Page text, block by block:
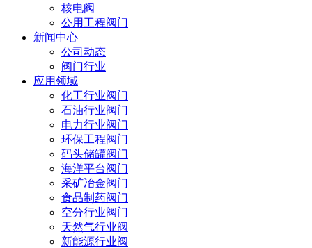
核电阀
公用工程阀门
新闻中心
公司动态
阀门行业
应用领域
化工行业阀门
石油行业阀门
电力行业阀门
环保工程阀门
码头储罐阀门
海洋平台阀门
采矿冶金阀门
食品制药阀门
空分行业阀门
天然气行业阀
新能源行业阀